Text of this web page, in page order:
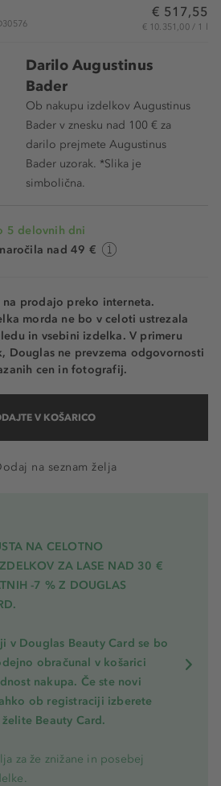
€ 517,55
€ 10.351,00 / 1 l
Darilo Augustinus
Bader
Ob nakupu izdelkov Augustinus
Bader v znesku nad 100 € za
darilo prejmete Augustinus
Bader uzorak. *Slika je
simbolična.
5 delovnih dni
nad 49 €
na prodajo preko interneta.
morda ne bo v celoti ustrezala
in vsebini izdelka. V primeru
Douglas ne prevzema odgovornosti
cen in fotografij.
V KOŠARICO
na seznam želja
NA CELOTNO
ZA LASE NAD 30 €
-7 % Z DOUGLAS
v Douglas Beauty Card se bo
obračunal v košarici
nakupa. Če ste novi
ob registraciji izberete
Beauty Card.
za že znižane in posebej